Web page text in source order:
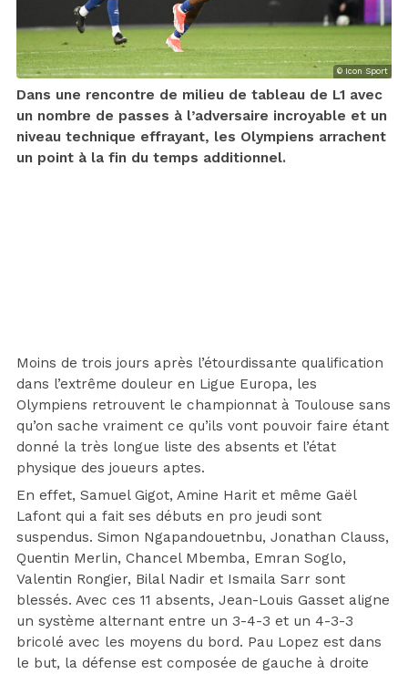
© Icon Sport
Dans une rencontre de milieu de tableau de L1 avec
un nombre de passes à l’adversaire incroyable et un
niveau technique effrayant, les Olympiens arrachent
un point à la fin du temps additionnel.
Moins de trois jours après l’étourdissante qualification
dans l’extrême douleur en Ligue Europa, les
Olympiens retrouvent le championnat à Toulouse sans
qu’on sache vraiment ce qu’ils vont pouvoir faire étant
donné la très longue liste des absents et l’état
physique des joueurs aptes.
En effet, Samuel Gigot, Amine Harit et même Gaël
Lafont qui a fait ses débuts en pro jeudi sont
suspendus. Simon Ngapandouetnbu, Jonathan Clauss,
Quentin Merlin, Chancel Mbemba, Emran Soglo,
Valentin Rongier, Bilal Nadir et Ismaila Sarr sont
blessés. Avec ces 11 absents, Jean-Louis Gasset aligne
un système alternant entre un 3-4-3 et un 4-3-3
bricolé avec les moyens du bord. Pau Lopez est dans
le but, la défense est composée de gauche à droite